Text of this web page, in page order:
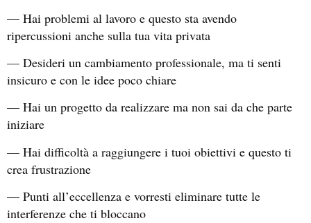
— Hai problemi al lavoro e questo sta avendo
ripercussioni anche sulla tua vita privata
— Desideri un cambiamento professionale, ma ti senti
insicuro e con le idee poco chiare
— Hai un progetto da realizzare ma non sai da che parte
iniziare
— Hai difficoltà a raggiungere i tuoi obiettivi e questo ti
crea frustrazione
— Punti all’eccellenza e vorresti eliminare tutte le
interferenze che ti bloccano